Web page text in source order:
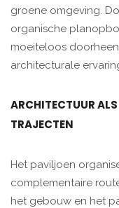
groene omgeving.
organische
moeiteloos
architecturale
ARCHITECTUUR
TRAJECTEN
Het paviljoen
complementaire
het gebouw en het